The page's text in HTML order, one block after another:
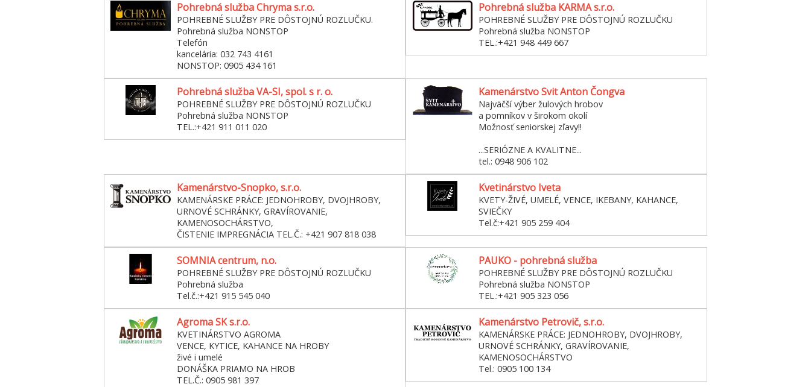
Pohrebná služba Chryma s.r.o.
POHREBNÉ SLUŽBY PRE DÔSTOJNÚ ROZLUČKU.
Pohrebná služba NONSTOP
Telefón
kancelária: 032 743 4161
NONSTOP: 0905 434 161
Pohrebná služba KARMA s.r.o.
POHREBNÉ SLUŽBY PRE DÔSTOJNÚ ROZLUČKU
Pohrebná služba NONSTOP
TEL.:+421 948 449 667
Pohrebná služba VA-SI, spol. s r. o.
POHREBNÉ SLUŽBY PRE DÔSTOJNÚ ROZLUČKU
Pohrebná služba NONSTOP
TEL.:+421 911 011 020
Kamenárstvo Svit Anton Čongva
Najväčší výber žulových hrobov
a pomníkov v širokom okolí
Možnosť seniorskej zľavy!!
...SERIÓZNE A KVALITNE...
tel.: 0948 906 102
Kamenárstvo-Snopko, s.r.o.
KAMENÁRSKE PRÁCE: JEDNOHROBY, DVOJHROBY,
URNOVÉ SCHRÁNKY, GRAVÍROVANIE,
KAMENOSOCHÁRSTVO,
ČISTENIE IMPREGNÁCIA TEL.Č.: +421 907 818 038
Kvetinárstvo Iveta
KVETY-ŽIVÉ, UMELÉ, VENCE, IKEBANY, KAHANCE,
SVIEČKY
Tel.č:+421 905 259 404
SOMNIA centrum, n.o.
POHREBNÉ SLUŽBY PRE DÔSTOJNÚ ROZLUČKU
Pohrebná služba
Tel.č.:+421 915 545 040
PAUKO - pohrebná služba
POHREBNÉ SLUŽBY PRE DÔSTOJNÚ ROZLUČKU
Pohrebná služba NONSTOP
TEL.:+421 905 323 056
Agroma SK s.r.o.
KVETINÁRSTVO AGROMA
VENCE, KYTICE, KAHANCE NA HROBY
živé i umelé
DONÁŠKA PRIAMO NA HROB
TEL.Č.: 0905 981 397
Kamenárstvo Petrovič, s.r.o.
KAMENÁRSKE PRÁCE: JEDNOHROBY, DVOJHROBY,
URNOVÉ SCHRÁNKY, GRAVÍROVANIE,
KAMENOSOCHÁRSTVO
Tel.: 0905 100 134